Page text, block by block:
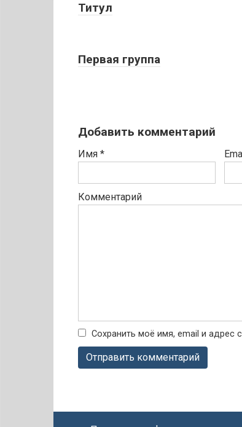
Титул
Первая группа
Добавить комментарий
Имя *
Комментарий
Сохранить моё имя, email и адрес